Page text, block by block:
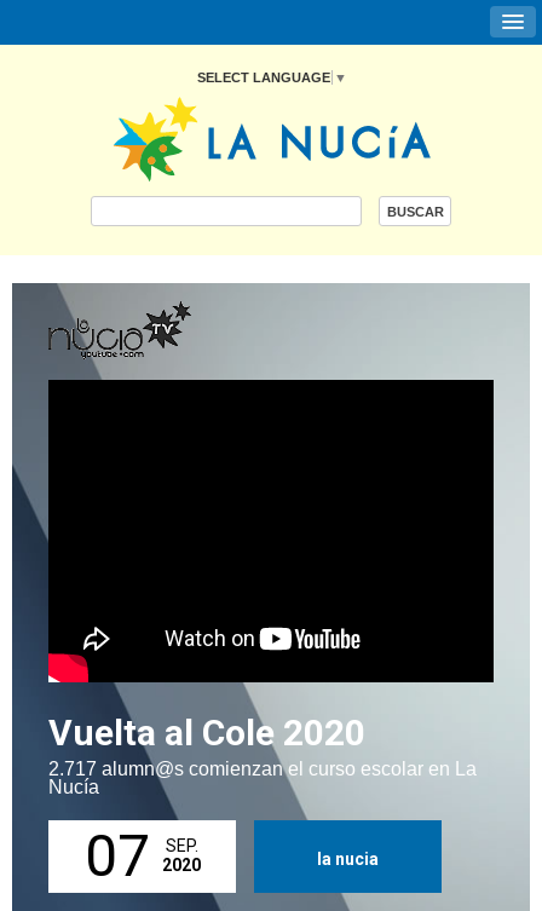
SELECT LANGUAGE ▼
Vuelta al Cole 2020
2.717 alumn@s comienzan el curso escolar en La
Nucía
07
SEP.
2020
la nucia